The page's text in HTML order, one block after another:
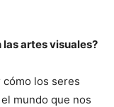
las artes visuales?
los seres
mundo que nos